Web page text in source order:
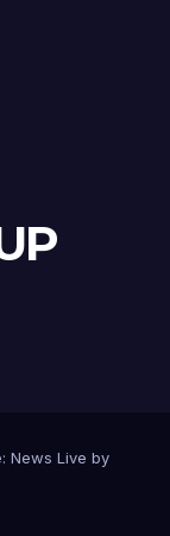
News Live by